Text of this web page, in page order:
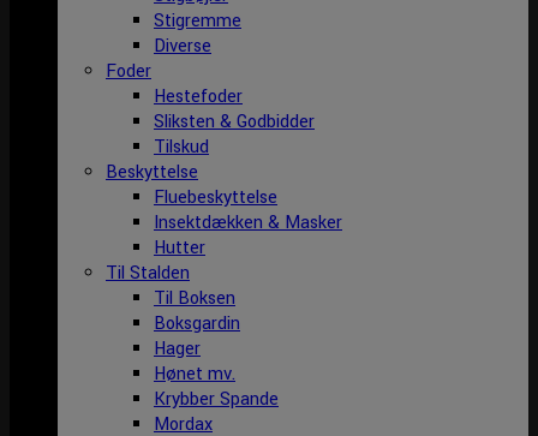
Stigremme
Diverse
Foder
Hestefoder
Sliksten & Godbidder
Tilskud
Beskyttelse
Fluebeskyttelse
Insektdækken & Masker
Hutter
Til Stalden
Til Boksen
Boksgardin
Hager
Hønet mv.
Krybber Spande
Mordax